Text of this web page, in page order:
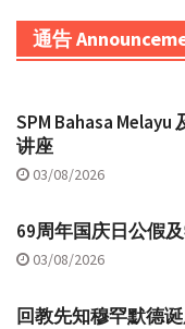
通告
SPM Bahasa
讲座
03/08/2026
69周年国庆日公假
03/08/2026
回教先知穆罕默德